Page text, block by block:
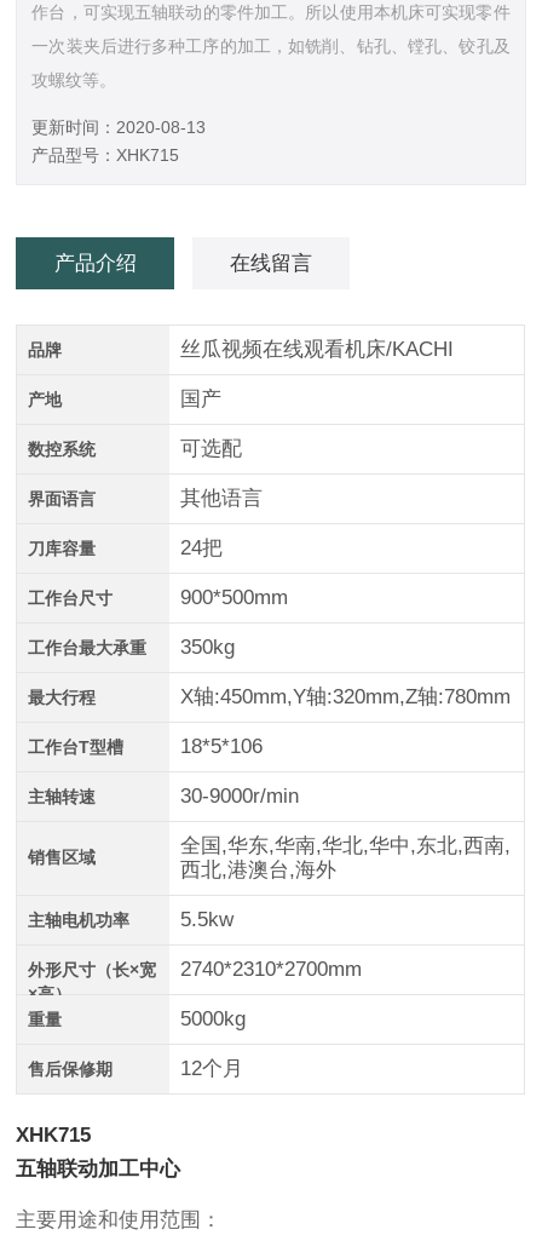
作台，可实现五轴联动的零件加工。所以使用本机床可实现零件
一次装夹后进行多种工序的加工，如铣削、钻孔、镗孔、铰孔及
攻螺纹等。
更新时间：2020-08-13
产品型号：XHK715
产品介绍 在线留言
品牌 丝瓜视频在线观看机床/KACHI
产地 国产
数控系统 可选配
界面语言 其他语言
刀库容量 24把
工作台尺寸 900*500mm
工作台最大承重 350kg
最大行程 X轴:450mm,Y轴:320mm,Z轴:780mm
工作台T型槽 18*5*106
主轴转速 30-9000r/min
销售区域
全国,华东,华南,华北,华中,东北,西南,
西北,港澳台,海外
主轴电机功率 5.5kw
外形尺寸（长×宽
×高）
2740*2310*2700mm
重量 5000kg
售后保修期 12个月
XHK715
五轴联动加工中心
主要用途和使用范围：